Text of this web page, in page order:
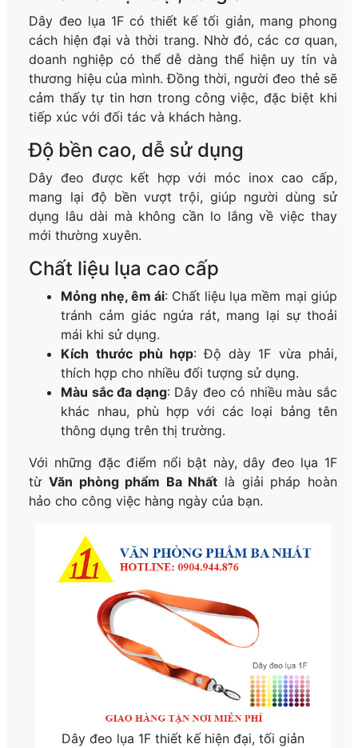
Dây đeo lụa 1F có thiết kế tối giản, mang phong
cách hiện đại và thời trang. Nhờ đó, các cơ quan,
doanh nghiệp có thể dễ dàng thể hiện uy tín và
thương hiệu của mình. Đồng thời, người đeo thẻ sẽ
cảm thấy tự tin hơn trong công việc, đặc biệt khi
tiếp xúc với đối tác và khách hàng.
Độ bền cao, dễ sử dụng
Dây đeo được kết hợp với móc inox cao cấp,
mang lại độ bền vượt trội, giúp người dùng sử
dụng lâu dài mà không cần lo lắng về việc thay
mới thường xuyên.
Chất liệu lụa cao cấp
Mỏng nhẹ, êm ái: Chất liệu lụa mềm mại giúp
tránh cảm giác ngứa rát, mang lại sự thoải
mái khi sử dụng.
Kích thước phù hợp: Độ dày 1F vừa phải,
thích hợp cho nhiều đối tượng sử dụng.
Màu sắc đa dạng: Dây đeo có nhiều màu sắc
khác nhau, phù hợp với các loại bảng tên
thông dụng trên thị trường.
Với những đặc điểm nổi bật này, dây đeo lụa 1F
từVăn phòng phẩm Ba Nhất là giải pháp hoàn
hảo cho công việc hàng ngày của bạn.
Dây đeo lụa 1F thiết kế hiện đại, tối giản